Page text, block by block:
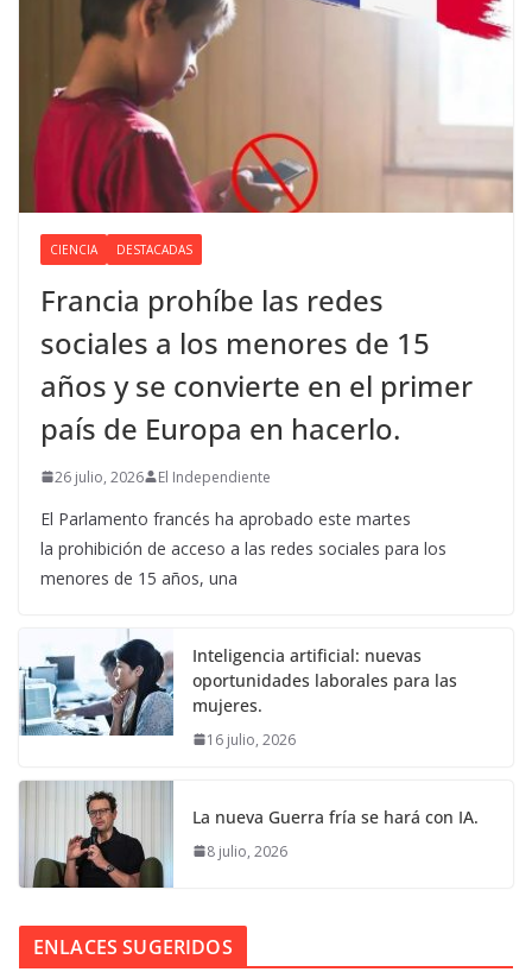
CIENCIA DESTACADAS
Francia prohíbe las redes
sociales a los menores de 15
años y se convierte en el primer
país de Europa en hacerlo.
26 julio, 2026 El Independiente
El Parlamento francés ha aprobado este martes
la prohibición de acceso a las redes sociales para los
menores de 15 años, una
Inteligencia artificial: nuevas
oportunidades laborales para las
mujeres.
16 julio, 2026
La nueva Guerra fría se hará con IA.
8 julio, 2026
ENLACES SUGERIDOS